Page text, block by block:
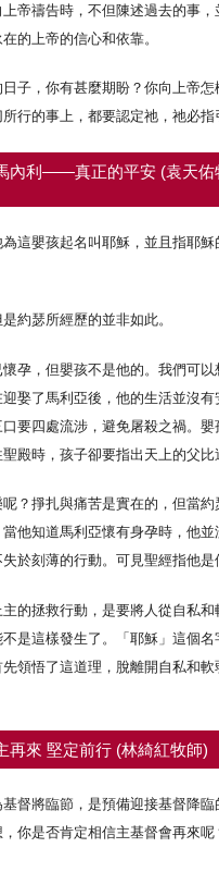
帝禱告時，不但陳述過去的事
的上帝的信心和依靠。
子，你有甚麼期盼？你向上帝
行的事上，都要認定祂，祂必
內利——真正的平安 (袁天
這嬰孩起名叫耶穌，並且指耶
約瑟所經歷的並非如此。
孕，但嬰孩不是他的。我們可
娶了馬利亞後，他的生活並沒
要四處流涉，避免屠殺之禍。
殿時，孩子卻要指出天上的父
？掙扎與痛苦是實在的，但當
他知道馬利亞懷有身孕時，他
於刻薄的行動。可見聖經指他
的拯救行動，是要將人從自私
是這樣發生了。「耶穌」這個
領悟了這道理，脫離開自私和
再來 堅定前行 (林綺紅牧師)
督將臨節，是預備迎接基督降
你是否肯定相信主基督會再來